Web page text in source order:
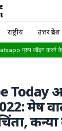
राष्ट्रीय उत्तर प्रदेश
ग्रुप जॉइन करने
Today
मेष